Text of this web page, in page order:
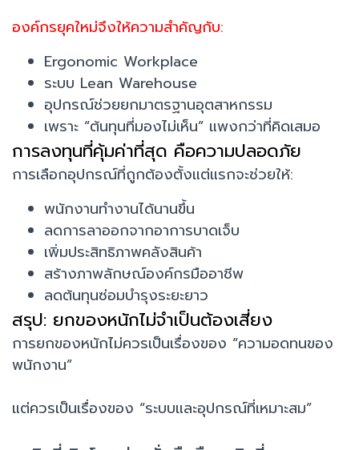
องค์กรยุคใหม่จึงให้ความสำคัญกับ:
Ergonomic Workplace
ระบบ Lean Warehouse
อุปกรณ์ช่วยยกมาตรฐานอุตสาหกรรม
เพราะ “ต้นทุนที่มองไม่เห็น” แพงกว่าที่คิดเสมอ
การลงทุนที่คุ้มค่าที่สุด คือความปลอดภัย
การเลือกอุปกรณ์ที่ถูกต้องตั้งแต่แรกจะช่วยให้:
พนักงานทำงานได้นานขึ้น
ลดการลาออกจากอาการบาดเจ็บ
เพิ่มประสิทธิภาพคลังสินค้า
สร้างภาพลักษณ์องค์กรมืออาชีพ
ลดต้นทุนซ่อมบำรุงระยะยาว
สรุป: ยกของหนักไม่จำเป็นต้องเสี่ยง
การยกของหนักไม่ควรเป็นเรื่องของ “ความอดทนของ
พนักงาน”
แต่ควรเป็นเรื่องของ “ระบบและอุปกรณ์ที่เหมาะสม”